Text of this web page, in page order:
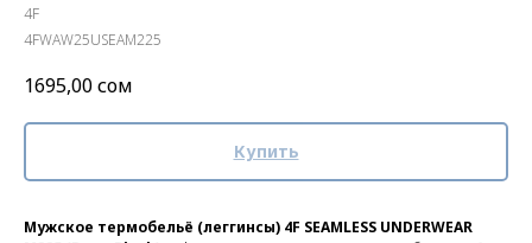
4F
4FWAW25USEAM225
1695,00сом
Купить
Мужское термобельё (леггинсы) 4F SEAMLESS UNDERWEAR